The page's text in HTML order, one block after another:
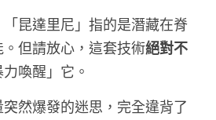
昆達里尼」指的是潛藏在脊
但請放心，這套技術絕對不
喚醒」它。
然爆發的迷思，完全違背了